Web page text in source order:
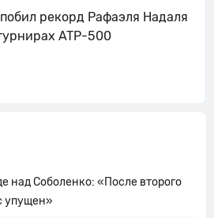
над Соболенко: «После второго
упущен»
рекорд Рафаэля Надаля
ATP-500